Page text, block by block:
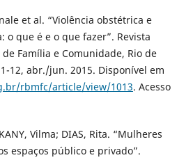
et al. “Violência obstétrica e
o que é e o que fazer”. Revista
Família e Comunidade, Rio de
12, abr./jun. 2015. Disponível em
rbmfc/article/view/1013. Acesso
Vilma; DIAS, Rita. “Mulheres
espaços público e privado”.